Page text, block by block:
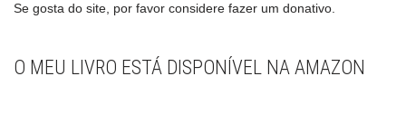
Se gosta do site, por favor considere fazer um donativo.
O MEU LIVRO ESTÁ DISPONÍVEL NA AMAZON